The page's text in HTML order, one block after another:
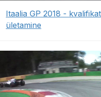
Itaalia GP 2018 -
ületamine